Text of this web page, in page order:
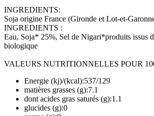
INGREDIENTS:
Soja origine France (Gironde et Lot-et-
INGREDIENTS :
Eau, Soja* 25%, Sel de Nigari*produits issus
biologique
VALEURS NUTRITIONNELLES POUR
Energie (kj)/(kcal):537/129
matières grasses (g):7.1
dont acides gras saturés (g):1.1
glucides (g):0